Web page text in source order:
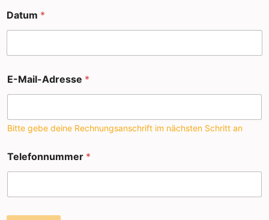
m
Datum *
E-Mail-Adresse *
Bitte gebe deine Rechnungsanschrift im nächsten Schritt an
Telefonnummer *